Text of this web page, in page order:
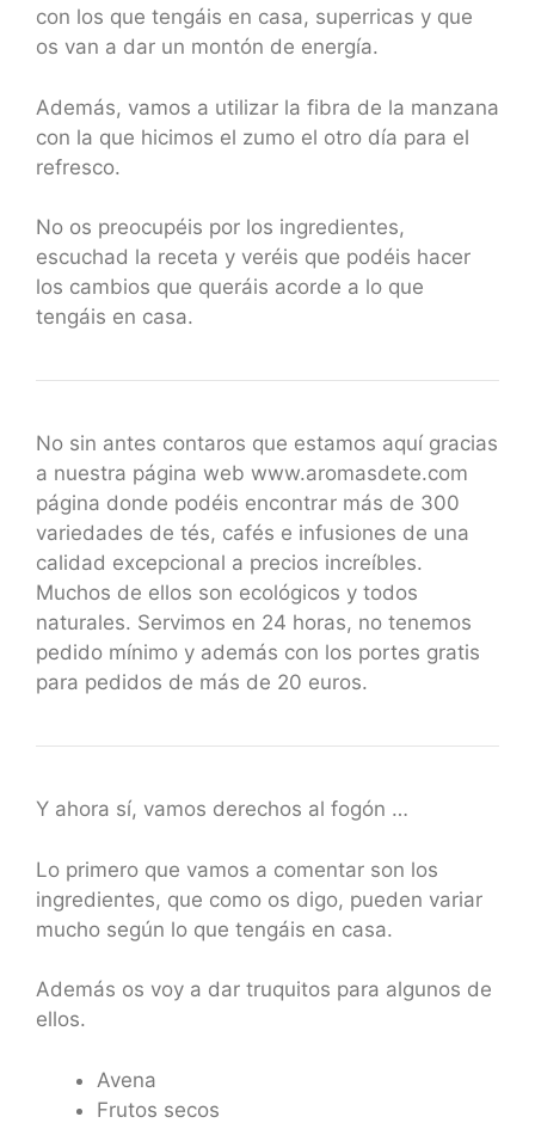
con los que tengáis en casa, superricas y que
os van a dar un montón de energía.
Además, vamos a utilizar la fibra de la manzana
con la que hicimos el zumo el otro día para el
refresco.
No os preocupéis por los ingredientes,
escuchad la receta y veréis que podéis hacer
los cambios que queráis acorde a lo que
tengáis en casa.
No sin antes contaros que estamos aquí gracias
a nuestra página web www.aromasdete.com
página donde podéis encontrar más de 300
variedades de tés, cafés e infusiones de una
calidad excepcional a precios increíbles.
Muchos de ellos son ecológicos y todos
naturales. Servimos en 24 horas, no tenemos
pedido mínimo y además con los portes gratis
para pedidos de más de 20 euros.
Y ahora sí, vamos derechos al fogón …
Lo primero que vamos a comentar son los
ingredientes, que como os digo, pueden variar
mucho según lo que tengáis en casa.
Además os voy a dar truquitos para algunos de
ellos.
Avena
Frutos secos